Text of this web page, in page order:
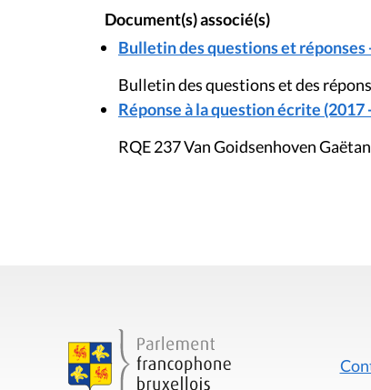
Document(s) associé(s)
Bulletin des questions et réponses
Bulletin des questions et des
Réponse à la question écrite (2017
RQE 237 Van Goidsenhoven